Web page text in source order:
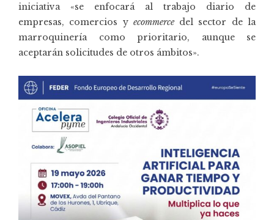
iniciativa «se enfocará al trabajo diario de
empresas, comercios y ecommercedel sector de la
marroquinería como prioritario, aunque se
aceptarán solicitudes de otros ámbitos».